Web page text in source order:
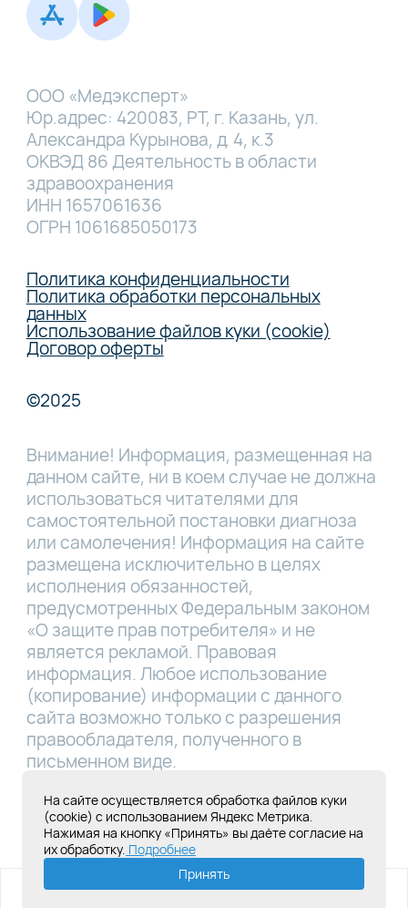
ООО «Медэксперт»
Юр.адрес: 420083, РТ, г. Казань, ул.
Александра Курынова, д. 4, к.3
ОКВЭД 86 Деятельность в области
здравоохранения
ИНН 1657061636
ОГРН 1061685050173
Политика конфиденциальности
Политика обработки персональных
данных
Использование файлов куки (cookie)
Договор оферты
©2025
Внимание! Информация, размещенная на
данном сайте, ни в коем случае не должна
использоваться читателями для
самостоятельной постановки диагноза
или самолечения! Информация на сайте
размещена исключительно в целях
исполнения обязанностей,
предусмотренных Федеральным законом
«О защите прав потребителя» и не
является рекламой. Правовая
информация. Любое использование
(копирование) информации с данного
сайта возможно только с разрешения
правообладателя, полученного в
письменном виде.
Лицензия Л041-01181-16/00331767 от
28.05.2019
Создание сайта под ключ
ИМЕЮТСЯ ПРОТИВОПОКАЗАНИЯ,
На сайте осуществляется обработка файлов куки
(cookie) с использованием Яндекс Метрика.
Нажимая на кнопку «Принять» вы даёте согласие на
их обработку. Подробнее
Принять